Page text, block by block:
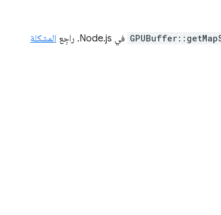
في Node.js. راجِع
المشكلة